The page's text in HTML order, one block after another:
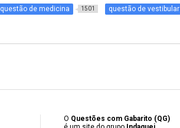
questão de medicina 1501 questão de vestibular
O Questões com Gabarito (QG)